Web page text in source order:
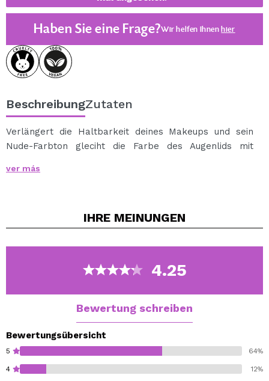
Haben Sie eine Frage?Wir helfen Ihnenhier
BeschreibungZutaten
Verlängert die Haltbarkeit deines Makeups und sein
Nude-Farbton gleciht die Farbe des Augenlids mit
Der Applikator ermöglicht Präzision.
ver más
IHRE MEINUNGEN
4.25
Bewertung schreiben
Bewertungsübersicht
5 64%
4 12%